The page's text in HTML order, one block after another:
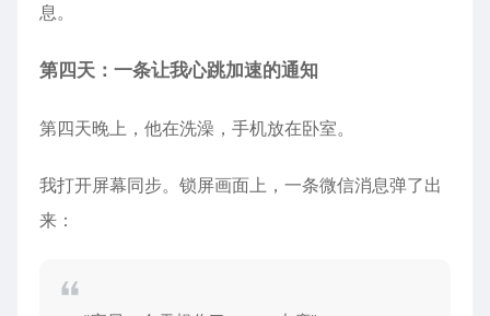
息。
第四天：一条让我心跳加速的通知
第四天晚上，他在洗澡，手机放在卧室。
我打开屏幕同步。锁屏画面上，一条微信消息弹了出
来：